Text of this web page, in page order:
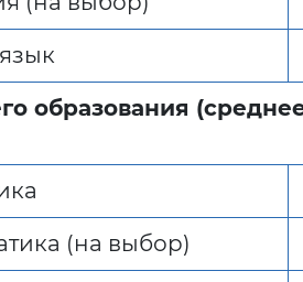
образования
(на выбор)